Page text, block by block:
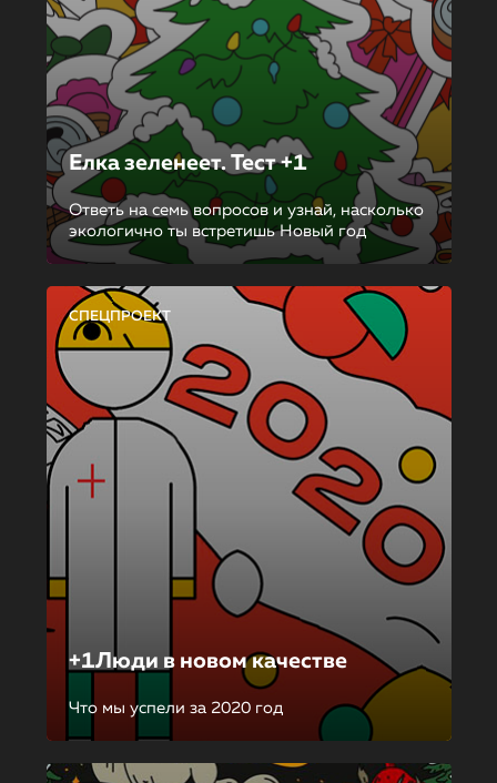
Елка зеленеет. Тест +1
Ответь на семь вопросов и узнай, насколько
экологично ты встретишь Новый год
СПЕЦПРОЕКТ
+1Люди в новом качестве
Что мы успели за 2020 год